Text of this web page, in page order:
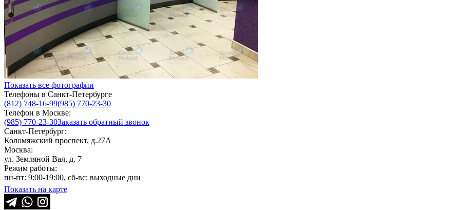
Показать все фотографии
Телефоны в Санкт-Петербурге
(812) 748-16-99(985) 770-23-30
Телефон в Москве:
(985) 770-23-30Заказать обратный звонок
Санкт-Петербург:
Коломяжский проспект, д.27А
Москва:
ул. Земляной Вал, д. 7
Режим работы:
пн-пт: 9:00-19:00, сб-вс: выходные дни
Показать на карте